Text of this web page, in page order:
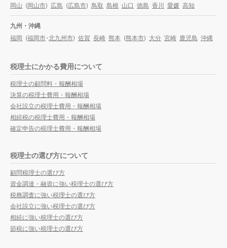
岡山 (岡山市) 広島 (広島市) 鳥取 島根 山口 徳島 香川 愛媛 高知
九州・沖縄
福岡 (福岡市・北九州市) 佐賀 長崎 熊本 (熊本市) 大分 宮崎 鹿児島 沖縄
税理士にかかる費用について
税理士の顧問料・報酬相場
決算の税理士費用・報酬相場
会社設立の税理士費用・報酬相場
相続税の税理士費用・報酬相場
確定申告の税理士費用・報酬相場
税理士の選び方について
顧問税理士の選び方
資金調達・融資に強い税理士の選び方
税務調査に強い税理士の選び方
会社設立に強い税理士の選び方
相続に強い税理士の選び方
節税に強い税理士の選び方